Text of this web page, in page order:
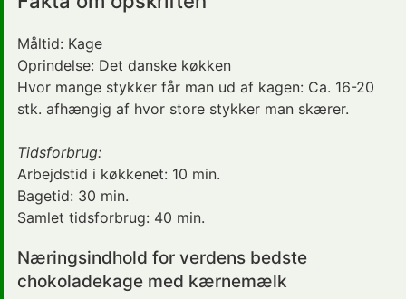
Måltid: Kage
Oprindelse: Det danske køkken
Hvor mange stykker får man ud af kagen: Ca. 16-20
stk. afhængig af hvor store stykker man skærer.
Tidsforbrug:
Arbejdstid i køkkenet: 10 min.
Bagetid: 30 min.
Samlet tidsforbrug: 40 min.
Næringsindhold for verdens bedste
chokoladekage med kærnemælk